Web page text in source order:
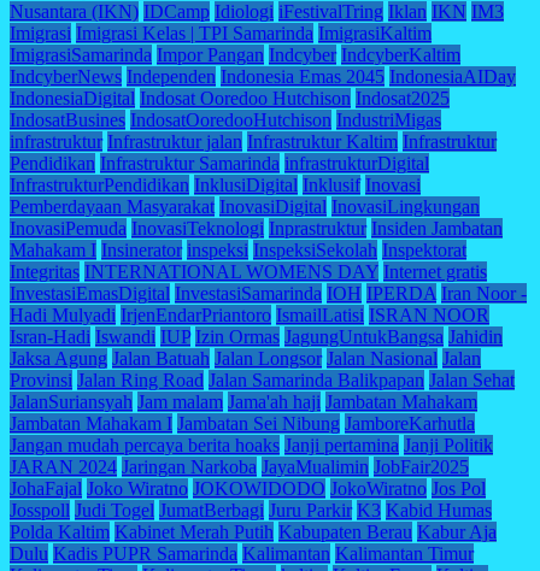
Nusantara (IKN) IDCamp Idiologi iFestivalTring Iklan IKN IM3
Imigrasi Imigrasi Kelas | TPI Samarinda ImigrasiKaltim
ImigrasiSamarinda Impor Pangan Indcyber IndcyberKaltim
IndcyberNews Independen Indonesia Emas 2045 IndonesiaAIDay
IndonesiaDigital Indosat Ooredoo Hutchison Indosat2025
IndosatBusines IndosatOoredooHutchison IndustriMigas
infrastruktur Infrastruktur jalan Infrastruktur Kaltim Infrastruktur
Pendidikan Infrastruktur Samarinda infrastrukturDigital
InfrastrukturPendidikan InklusiDigital Inklusif Inovasi
Pemberdayaan Masyarakat InovasiDigital InovasiLingkungan
InovasiPemuda InovasiTeknologi Inprastruktur Insiden Jambatan
Mahakam I Insinerator inspeksi InspeksiSekolah Inspektorat
Integritas INTERNATIONAL WOMENS DAY Internet gratis
InvestasiEmasDigital InvestasiSamarinda IOH IPERDA Iran Noor -
Hadi Mulyadi IrjenEndarPriantoro IsmailLatisi ISRAN NOOR
Isran-Hadi Iswandi IUP Izin Ormas JagungUntukBangsa Jahidin
Jaksa Agung Jalan Batuah Jalan Longsor Jalan Nasional Jalan
Provinsi Jalan Ring Road Jalan Samarinda Balikpapan Jalan Sehat
JalanSuriansyah Jam malam Jama'ah haji Jambatan Mahakam
Jambatan Mahakam I Jambatan Sei Nibung JamboreKarhutla
Jangan mudah percaya berita hoaks Janji pertamina Janji Politik
JARAN 2024 Jaringan Narkoba JayaMualimin JobFair2025
JohaFajal Joko Wiratno JOKOWIDODO JokoWiratno Jos Pol
Josspoll Judi Togel JumatBerbagi Juru Parkir K3 Kabid Humas
Polda Kaltim Kabinet Merah Putih Kabupaten Berau Kabur Aja
Dulu Kadis PUPR Samarinda Kalimantan Kalimantan Timur